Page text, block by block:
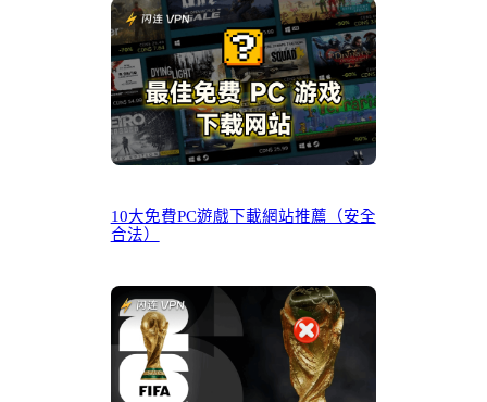
10大免費PC遊戲下載網站推薦（安全
合法）